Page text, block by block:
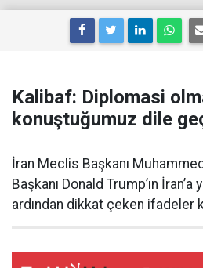
Kalibaf: Diplomasi
konuştuğumuz dile
İran Meclis Başkanı
Başkanı Donald Trump’ın İran’a
ardından dikkat çeken ifadeler